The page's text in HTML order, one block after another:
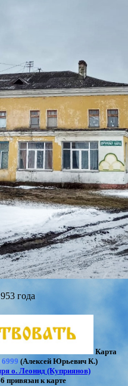
года
Карта
(Алексей Юрьевич К.)
о. Леонид (Куприянов)
привязан к карте